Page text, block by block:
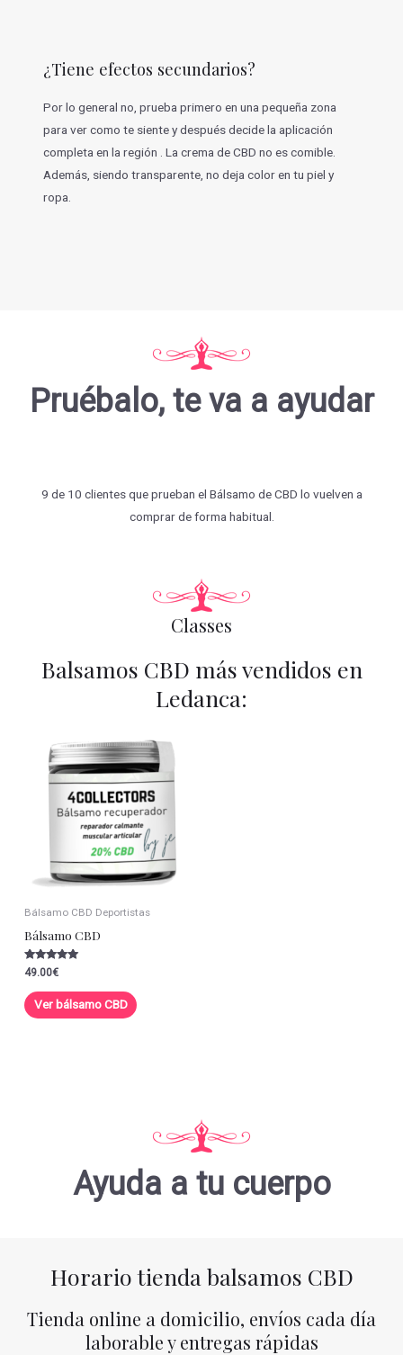
¿Tiene efectos secundarios?
Por lo general no, prueba primero en una pequeña zona
para ver como te siente y después decide la aplicación
completa en la región . La crema de CBD no es comible.
Además, siendo transparente, no deja color en tu piel y
ropa.
Pruébalo, te va a ayudar
9 de 10 clientes que prueban el Bálsamo de CBD lo vuelven a
comprar de forma habitual.
Classes
Balsamos CBD más vendidos en
Ledanca:
Bálsamo CBD Deportistas
Bálsamo CBD
Valorado con
5.00
de 5
49.00€
Ver bálsamo CBD
Ayuda a tu cuerpo
Horario tienda balsamos CBD
Tienda online a domicilio, envíos cada día
laborable y entregas rápidas